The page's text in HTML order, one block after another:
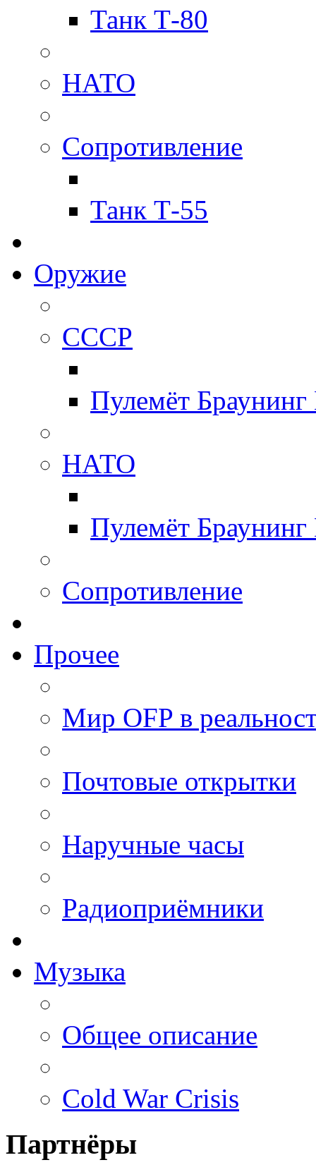
Танк Т-80
НАТО
Сопротивление
Танк Т-55
Оружие
СССР
Пулемёт
НАТО
Пулемёт
Сопротивление
Прочее
Мир OFP в
Почтовые открытки
Наручные часы
Радиоприёмники
Музыка
Общее описание
Cold War Crisis
Партнёры